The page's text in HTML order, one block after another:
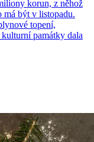
korun, z něhož
má být v listopadu.
topení,
památky dala